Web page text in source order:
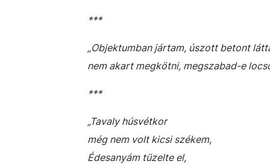
***
„Objektumban jártam, úszott betont
nem akart megkötni, megszabad-e
***
„Tavaly húsvétkor
még nem volt kicsi székem,
Édesanyám tüzelte el,